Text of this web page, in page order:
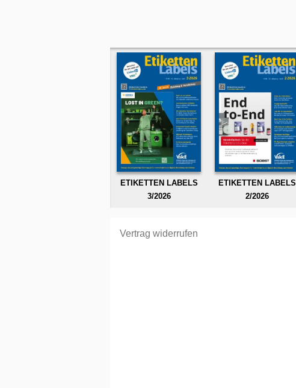
ETIKETTEN LABELS
3/2026
ETIKETTEN LABELS
2/2026
Vertrag widerrufen